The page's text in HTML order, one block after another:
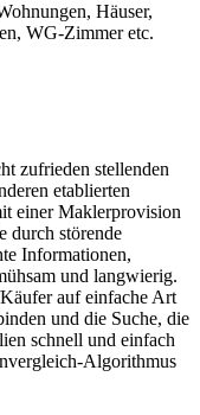
Häuser,
WG-Zimmer etc.
zufrieden stellenden
etablierten
einer Maklerprovision
durch störende
Informationen,
und langwierig.
Käufer auf einfache Art
und die Suche, die
schnell und einfach
Algorithmus